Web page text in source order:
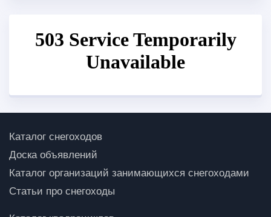
Каталог снегоходов
Доска объявлений
Каталог организаций занимающихся снегоходами
Статьи про снегоходы